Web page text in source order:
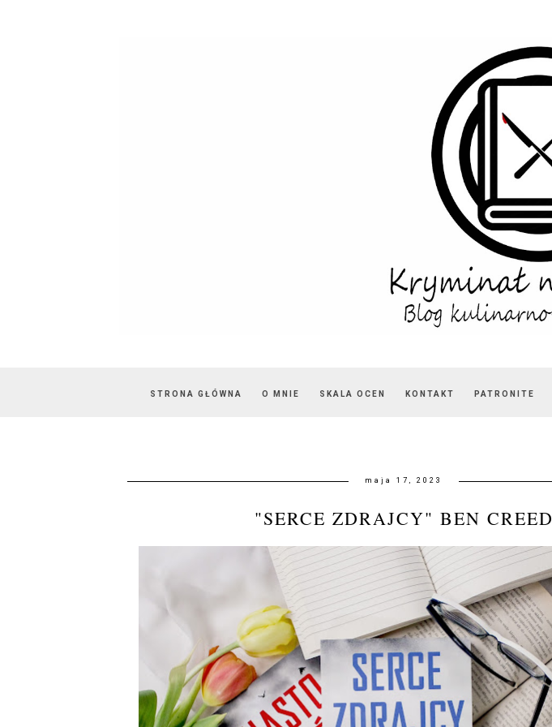
STRONA GŁÓWNA O MNIE SKALA OCEN KONTAKT PATRONITE
maja 17, 2023
"SERCE ZDRAJCY" BEN CREED